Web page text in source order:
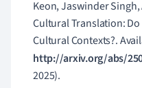
Keon, Jaswinder
Cultural Translation:
Cultural Contexts?.
http://arxiv.org/abs/
2025).